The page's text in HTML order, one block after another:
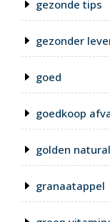
gezonde tips
gezonder
goed
goedkoop
golden
granaatappel